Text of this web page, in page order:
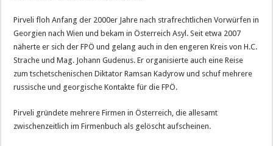
Pirveli floh Anfang der 2000er Jahre nach strafrechtlichen Vorwürfen in
Georgien nach Wien und bekam in Österreich Asyl. Seit etwa 2007
näherte er sich der FPÖ und gelang auch in den engeren Kreis von H.C.
Strache und Mag. Johann Gudenus. Er organisierte auch eine Reise
zum tschetschenischen Diktator Ramsan Kadyrow und schuf mehrere
russische und georgische Kontakte für die FPÖ.
Pirveli gründete mehrere Firmen in Österreich, die allesamt
zwischenzeitlich im Firmenbuch als gelöscht aufscheinen.